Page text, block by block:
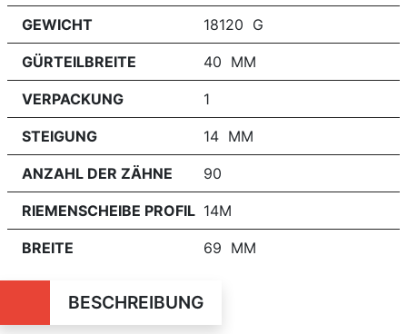
GEWICHT 18120 G
GÜRTEILBREITE 40 MM
VERPACKUNG 1
STEIGUNG 14 MM
ANZAHL DER ZÄHNE 90
RIEMENSCHEIBE PROFIL 14M
BREITE 69 MM
BESCHREIBUNG